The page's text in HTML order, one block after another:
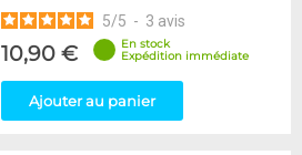
5/5 - 3 avis
10,90 €
En stock
Expédition immédiate
Ajouter au panier